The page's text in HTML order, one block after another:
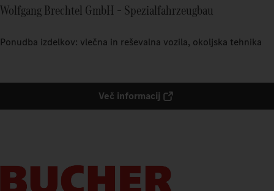
Wolfgang Brechtel GmbH – Spezialfahrzeugbau
Ponudba izdelkov: vlečna in reševalna vozila, okoljska tehnika
Več informacij